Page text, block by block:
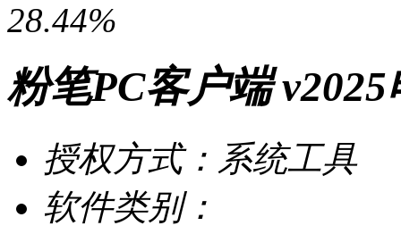
28.44%
粉笔PC客户端
授权方式：系统工具
软件类别：